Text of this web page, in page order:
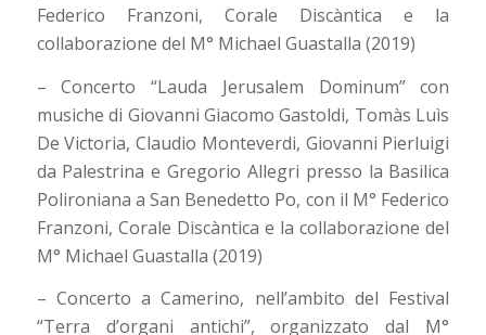
Federico Franzoni, Corale Discàntica e la
collaborazione del M° Michael Guastalla (2019)
– Concerto “Lauda Jerusalem Dominum” con
musiche di Giovanni Giacomo Gastoldi, Tomàs Luìs
De Victoria, Claudio Monteverdi, Giovanni Pierluigi
da Palestrina e Gregorio Allegri presso la Basilica
Polironiana a San Benedetto Po, con il M° Federico
Franzoni, Corale Discàntica e la collaborazione del
M° Michael Guastalla (2019)
– Concerto a Camerino, nell’ambito del Festival
“Terra d’organi antichi”, organizzato dal M°